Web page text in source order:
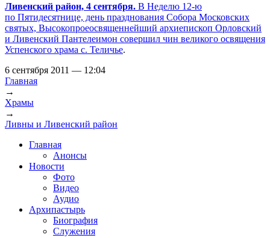
Ливенский район, 4 сентября. В Неделю 12-ю
по Пятидесятнице, день празднования Собора Московских
святых, Высокопроеосвященнейший архиепископ Орловский
и Ливенский Пантелеимон совершил чин великого освящения
Успенского храма с. Теличье.
6 сентября 2011 — 12:04
Вы здесь
Главная
→
Храмы
→
Ливны и Ливенский район
Главная
Анонсы
Новости
Фото
Видео
Аудио
Архипастырь
Биография
Служения